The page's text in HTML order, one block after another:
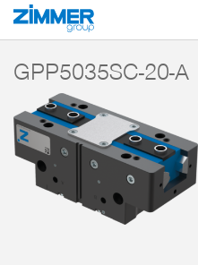
시작 제품
GPP5035SC-20-A